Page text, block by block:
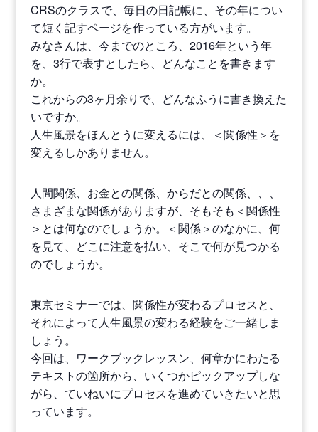
CRSのクラスで、毎日の日記帳に、その年につい
て短く記すページを作っている方がいます。
みなさんは、今までのところ、2016年という年
を、3行で表すとしたら、どんなことを書きます
か。
これからの3ヶ月余りで、どんなふうに書き換えた
いですか。
人生風景をほんとうに変えるには、＜関係性＞を
変えるしかありません。
人間関係、お金との関係、からだとの関係、、、
さまざまな関係がありますが、そもそも＜関係性
＞とは何なのでしょうか。＜関係＞のなかに、何
を見て、どこに注意を払い、そこで何が見つかる
のでしょうか。
東京セミナーでは、関係性が変わるプロセスと、
それによって人生風景の変わる経験をご一緒しま
しょう。
今回は、ワークブックレッスン、何章かにわたる
テキストの箇所から、いくつかピックアップしな
がら、ていねいにプロセスを進めていきたいと思
っています。